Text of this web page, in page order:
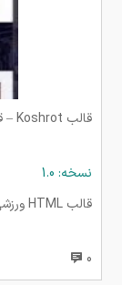
قالب Koshrot – قالب HTML باشگاه بدنسازی
نسخه: 1.0
قالب HTML ورزشی
0